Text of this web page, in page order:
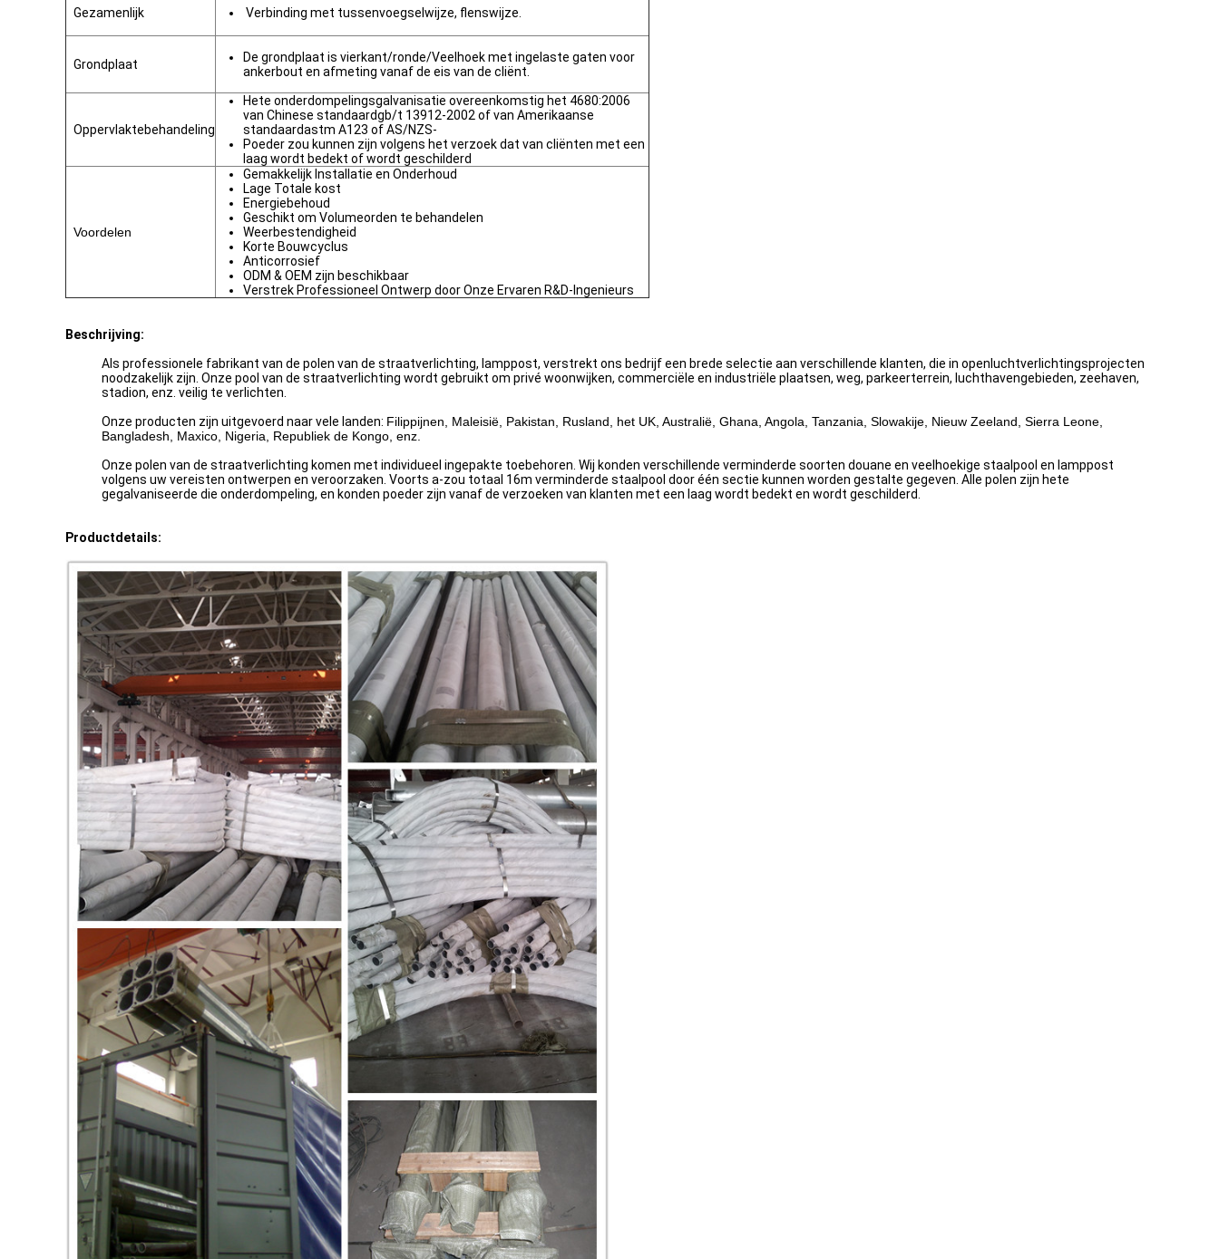
Gezamenlijk Verbinding met tussenvoegselwijze, flenswijze.
Grondplaat
De grondplaat is vierkant/ronde/Veelhoek met ingelaste gaten voor
ankerbout en afmeting vanaf de eis van de cliënt.
Oppervlaktebehandeling
Hete onderdompelingsgalvanisatie overeenkomstig het 4680:2006
van Chinese standaardgb/t 13912-2002 of van Amerikaanse
standaardastm A123 of AS/NZS-
Poeder zou kunnen zijn volgens het verzoek dat van cliënten met een
laag wordt bedekt of wordt geschilderd
Voordelen
Gemakkelijk Installatie en Onderhoud
Lage Totale kost
Energiebehoud
Geschikt om Volumeorden te behandelen
Weerbestendigheid
Korte Bouwcyclus
Anticorrosief
ODM & OEM zijn beschikbaar
Verstrek Professioneel Ontwerp door Onze Ervaren R&D-Ingenieurs
Beschrijving:
Als professionele fabrikant van de polen van de straatverlichting, lamppost, verstrekt ons bedrijf een brede selectie aan verschillende klanten, die in openluchtverlichtingsprojecten
noodzakelijk zijn. Onze pool van de straatverlichting wordt gebruikt om privé woonwijken, commerciële en industriële plaatsen, weg, parkeerterrein, luchthavengebieden, zeehaven,
stadion, enz. veilig te verlichten.
Onze producten zijn uitgevoerd naar vele landen: Filippijnen, Maleisië, Pakistan, Rusland, het UK, Australië, Ghana, Angola, Tanzania, Slowakije, Nieuw Zeeland, Sierra Leone,
Bangladesh, Maxico, Nigeria, Republiek de Kongo, enz.
Onze polen van de straatverlichting komen met individueel ingepakte toebehoren. Wij konden verschillende verminderde soorten douane en veelhoekige staalpool en lamppost
volgens uw vereisten ontwerpen en veroorzaken. Voorts a-zou totaal 16m verminderde staalpool door één sectie kunnen worden gestalte gegeven. Alle polen zijn hete
gegalvaniseerde die onderdompeling, en konden poeder zijn vanaf de verzoeken van klanten met een laag wordt bedekt en wordt geschilderd.
Productdetails: